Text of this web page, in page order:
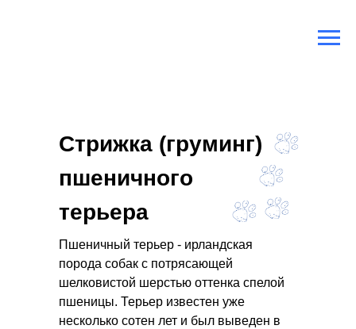
Стрижка (груминг)
пшеничного
терьера
Пшеничный терьер - ирландская
порода собак с потрясающей
шелковистой шерстью оттенка спелой
пшеницы. Терьер известен уже
несколько сотен лет и был выведен в